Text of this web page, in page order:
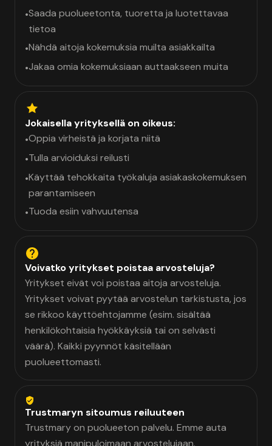
•Saada puolueetonta, tuoretta ja luotettavaa
tietoa
•Nähdä aitoja kokemuksia muilta asiakkailta
•Jakaa omia kokemuksiaan auttaakseen muita
Jokaisella yrityksellä on oikeus:
•Oppia virheistä ja korjata niitä
•Tulla arvioiduksi reilusti
•Käyttää tehokkaita työkaluja asiakaskokemuksen
parantamiseen
•Tuoda esiin vahvuutensa
Voivatko yritykset poistaa arvosteluja?
Yritykset eivät voi poistaa aitoja arvosteluja.
Yritykset voivat pyytää arvostelun tarkistusta, jos
se rikkoo käyttöehtojamme (esim. sisältää
henkilökohtaisia hyökkäyksiä tai on selvästi
väärä). Kaikki pyynnöt käsitellään
puolueettomasti.
Trustmaryn sitoumus reiluuteen
Trustmary on puolueeton palvelu. Emme auta
yrityksiä manipuloimaan arvostelujaan.